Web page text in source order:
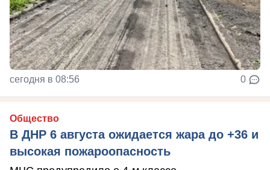
сегодня в 08:56 0
Общество
В ДНР 6 августа ожидается жара до +36 и
высокая пожароопасность